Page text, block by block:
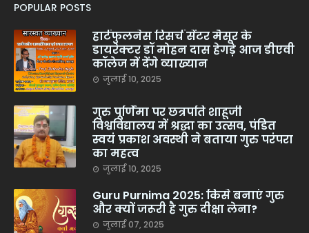
POPULAR POSTS
हार्टफुलनेस रिसर्च सेंटर मैसूर के
डायरेक्टर डॉ मोहन दास हेगड़े आज डीएवी
कॉलेज में देंगे व्याख्यान
जुलाई 10, 2025
गुरु पूर्णिमा पर छत्रपति शाहूजी
विश्वविद्यालय में श्रद्धा का उत्सव, पंडित
स्वयं प्रकाश अवस्थी ने बताया गुरु परंपरा
का महत्व
जुलाई 10, 2025
Guru Purnima 2025: किसे बनाएं गुरु
और क्यों जरूरी है गुरु दीक्षा लेना?
जुलाई 07, 2025